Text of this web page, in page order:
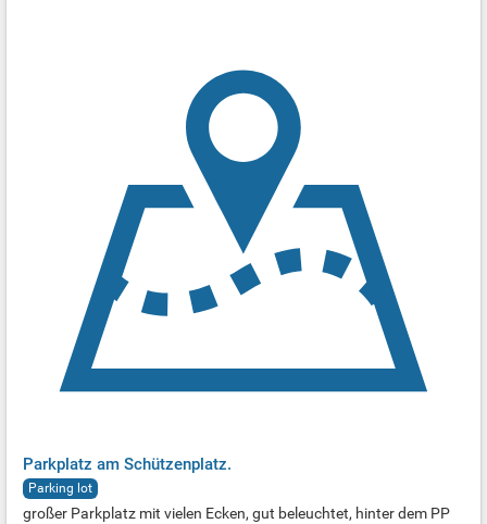
Parkplatz am Schützenplatz.
Parking lot
großer Parkplatz mit vielen Ecken, gut beleuchtet, hinter dem PP